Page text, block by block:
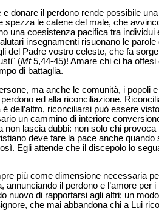
donare il perdono rende possibile
spezza le catene del male, che
una coesistenza pacifica tra individui
insegnamenti risuonano le
del Padre vostro celeste, che fa
(Mt5,44-45)! Amare chi ci ha
di battaglia.
ma anche le comunità, i popoli
ed alla riconciliazione.
è dell’altro, riconciliarsi può essere
un cammino di interiore
lascia dubbi: non solo chi
deve fare la pace anche quando
Egli attende che il discepolo lo
più come dimensione necessaria
il perdono e l’amore per
nuovo di rapportarsi agli altri; un
che mai abbandona chi a Lui